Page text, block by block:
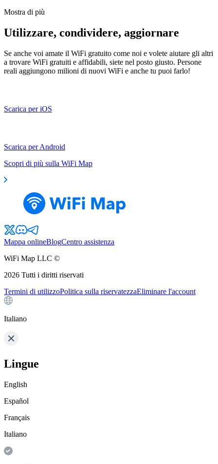
Mostra di più
Utilizzare, condividere, aggiornare
Se anche voi amate il WiFi gratuito come noi e volete aiutare gli altri
a trovare WiFi gratuiti e affidabili, siete nel posto giusto. Persone
reali aggiungono milioni di nuovi WiFi e anche tu puoi farlo!
Scarica per iOS
Scarica per Android
Scopri di più sulla WiFi Map
Mappa onlineBlogCentro assistenza
WiFi Map LLC ©
2026 Tutti i diritti riservati
Termini di utilizzoPolitica sulla riservatezzaEliminare l'account
Italiano
Lingue
English
Español
Français
Italiano